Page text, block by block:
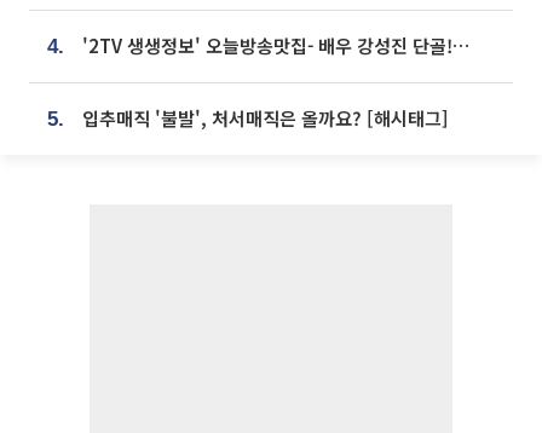
4. '2TV 생생정보' 오늘방송맛집- 배우 강성진 단골! 쌀국수ㆍ푸팟퐁 커리 맛집 '블○○○'
5. 입추매직 '불발', 처서매직은 올까요? [해시태그]